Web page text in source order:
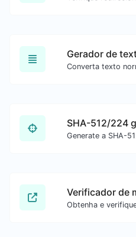
Gerador de
SHA-512/224
Verificador de